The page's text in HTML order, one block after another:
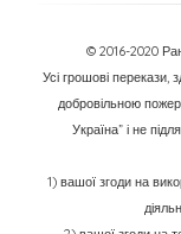
© 2016-2020
Усі грошові
добровільною
Україна” і не
1) вашої згоди на